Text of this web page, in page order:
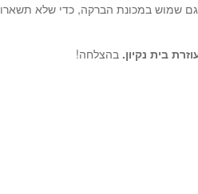
שמוש במכונת הברקה, כדי שלא תשארו
בית נקיון. בהצלחה!